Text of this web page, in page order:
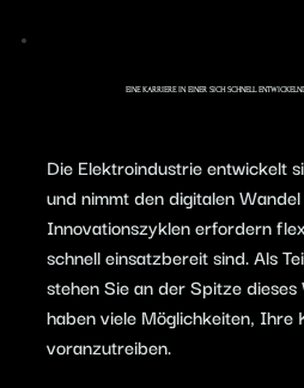
Die Elektroindustrie entwickelt
und nimmt den digitalen
Innovationszyklen erfordern
schnell einsatzbereit sind. Als
stehen Sie an der Spitze
haben viele Möglichkeiten, Ihre
voranzutreiben.
EINE KARRIERE IN EINER SICH SCHNELL